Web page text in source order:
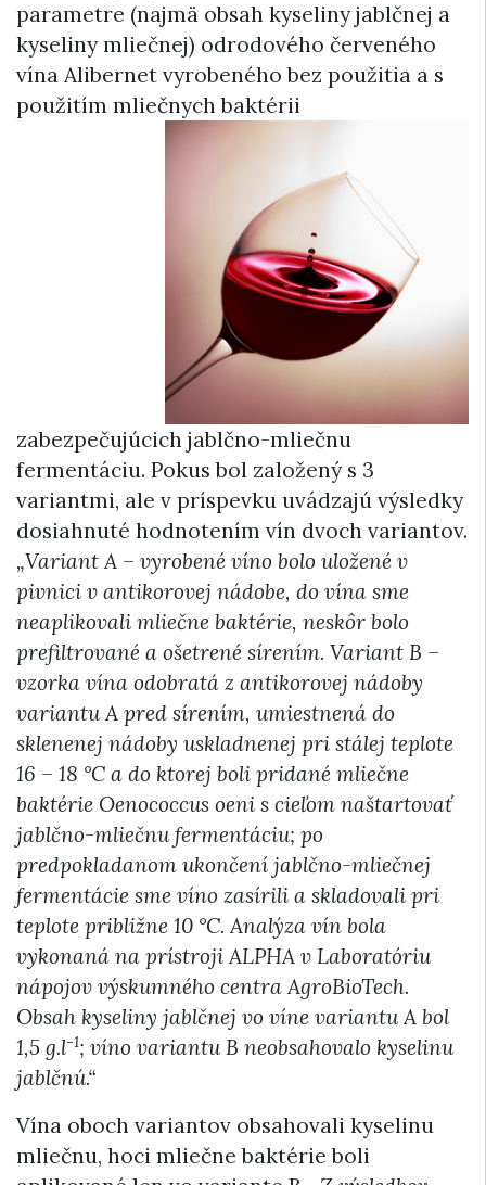
parametre (najmä obsah kyseliny jablčnej a
kyseliny mliečnej) odrodového červeného
vína Alibernet vyrobeného bez použitia a s
použitím mliečnych baktérii
zabezpečujúcich jablčno-mliečnu
fermentáciu. Pokus bol založený s 3
variantmi, ale v príspevku uvádzajú výsledky
dosiahnuté hodnotením vín dvoch variantov.
„Variant A – vyrobené víno bolo uložené v
pivnici v antikorovej nádobe, do vína sme
neaplikovali mliečne baktérie, neskôr bolo
prefiltrované a ošetrené sírením. Variant B –
vzorka vína odobratá z antikorovej nádoby
variantu A pred sírením, umiestnená do
sklenenej nádoby uskladnenej pri stálej teplote
16 – 18 °C a do ktorej boli pridané mliečne
baktérie Oenococcus oeni s cieľom naštartovať
jablčno-mliečnu fermentáciu; po
predpokladanom ukončení jablčno-mliečnej
fermentácie sme víno zasírili a skladovali pri
teplote približne 10 °C. Analýza vín bola
vykonaná na prístroji ALPHA v Laboratóriu
nápojov výskumného centra AgroBioTech.
Obsah kyseliny jablčnej vo víne variantu A bol
1,5 g.l-1; víno variantu B neobsahovalo kyselinu
jablčnú.“
Vína oboch variantov obsahovali kyselinu
mliečnu, hoci mliečne baktérie boli